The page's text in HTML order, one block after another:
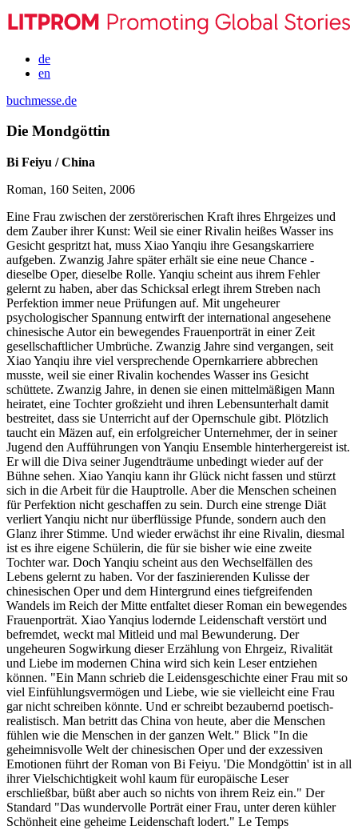
de
en
buchmesse.de
Die Mondgöttin
Bi Feiyu / China
Roman, 160 Seiten, 2006
Eine Frau zwischen der zerstörerischen Kraft ihres Ehrgeizes und
dem Zauber ihrer Kunst: Weil sie einer Rivalin heißes Wasser ins
Gesicht gespritzt hat, muss Xiao Yanqiu ihre Gesangskarriere
aufgeben. Zwanzig Jahre später erhält sie eine neue Chance -
dieselbe Oper, dieselbe Rolle. Yanqiu scheint aus ihrem Fehler
gelernt zu haben, aber das Schicksal erlegt ihrem Streben nach
Perfektion immer neue Prüfungen auf. Mit ungeheurer
psychologischer Spannung entwirft der international angesehene
chinesische Autor ein bewegendes Frauenporträt in einer Zeit
gesellschaftlicher Umbrüche. Zwanzig Jahre sind vergangen, seit
Xiao Yanqiu ihre viel versprechende Opernkarriere abbrechen
musste, weil sie einer Rivalin kochendes Wasser ins Gesicht
schüttete. Zwanzig Jahre, in denen sie einen mittelmäßigen Mann
heiratet, eine Tochter großzieht und ihren Lebensunterhalt damit
bestreitet, dass sie Unterricht auf der Opernschule gibt. Plötzlich
taucht ein Mäzen auf, ein erfolgreicher Unternehmer, der in seiner
Jugend den Aufführungen von Yanqiu Ensemble hinterhergereist ist.
Er will die Diva seiner Jugendträume unbedingt wieder auf der
Bühne sehen. Xiao Yanqiu kann ihr Glück nicht fassen und stürzt
sich in die Arbeit für die Hauptrolle. Aber die Menschen scheinen
für Perfektion nicht geschaffen zu sein. Durch eine strenge Diät
verliert Yanqiu nicht nur überflüssige Pfunde, sondern auch den
Glanz ihrer Stimme. Und wieder erwächst ihr eine Rivalin, diesmal
ist es ihre eigene Schülerin, die für sie bisher wie eine zweite
Tochter war. Doch Yanqiu scheint aus den Wechselfällen des
Lebens gelernt zu haben. Vor der faszinierenden Kulisse der
chinesischen Oper und dem Hintergrund eines tiefgreifenden
Wandels im Reich der Mitte entfaltet dieser Roman ein bewegendes
Frauenporträt. Xiao Yanqius lodernde Leidenschaft verstört und
befremdet, weckt mal Mitleid und mal Bewunderung. Der
ungeheuren Sogwirkung dieser Erzählung von Ehrgeiz, Rivalität
und Liebe im modernen China wird sich kein Leser entziehen
können. "Ein Mann schrieb die Leidensgeschichte einer Frau mit so
viel Einfühlungsvermögen und Liebe, wie sie vielleicht eine Frau
gar nicht schreiben könnte. Und er schreibt bezaubernd poetisch-
realistisch. Man betritt das China von heute, aber die Menschen
fühlen wie die Menschen in der ganzen Welt." Blick "In die
geheimnisvolle Welt der chinesischen Oper und der exzessiven
Emotionen führt der Roman von Bi Feiyu. 'Die Mondgöttin' ist in all
ihrer Vielschichtigkeit wohl kaum für europäische Leser
erschließbar, büßt aber auch so nichts von ihrem Reiz ein." Der
Standard "Das wundervolle Porträt einer Frau, unter deren kühler
Schönheit eine geheime Leidenschaft lodert." Le Temps